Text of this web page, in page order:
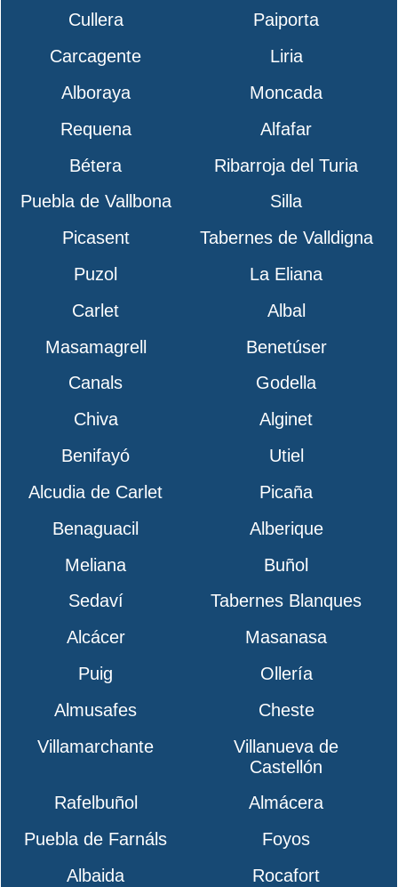
Cullera
Paiporta
Carcagente
Liria
Alboraya
Moncada
Requena
Alfafar
Bétera
Ribarroja del Turia
Puebla de Vallbona
Silla
Picasent
Tabernes de Valldigna
Puzol
La Eliana
Carlet
Albal
Masamagrell
Benetúser
Canals
Godella
Chiva
Alginet
Benifayó
Utiel
Alcudia de Carlet
Picaña
Benaguacil
Alberique
Meliana
Buñol
Sedaví
Tabernes Blanques
Alcácer
Masanasa
Puig
Ollería
Almusafes
Cheste
Villamarchante
Villanueva de
Castellón
Rafelbuñol
Almácera
Puebla de Farnáls
Foyos
Albaida
Rocafort